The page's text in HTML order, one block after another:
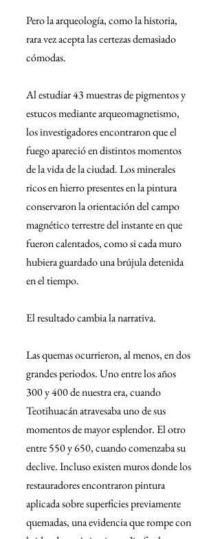
Pero la arqueología, como la historia,
rara vez acepta las certezas demasiado
cómodas.
Al estudiar 43 muestras de pigmentos y
estucos mediante arqueomagnetismo,
los investigadores encontraron que el
fuego apareció en distintos momentos
de la vida de la ciudad. Los minerales
ricos en hierro presentes en la pintura
conservaron la orientación del campo
magnético terrestre del instante en que
fueron calentados, como si cada muro
hubiera guardado una brújula detenida
en el tiempo.
El resultado cambia la narrativa.
Las quemas ocurrieron, al menos, en dos
grandes periodos. Uno entre los años
300 y 400 de nuestra era, cuando
Teotihuacán atravesaba uno de sus
momentos de mayor esplendor. El otro
entre 550 y 650, cuando comenzaba su
declive. Incluso existen muros donde los
restauradores encontraron pintura
aplicada sobre superficies previamente
quemadas, una evidencia que rompe con